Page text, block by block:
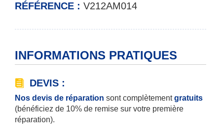
RÉFÉRENCE : V212AM014
INFORMATIONS PRATIQUES
DEVIS :
Nos devis de réparation sont complètementgratuits
(bénéficiez de 10% de remise sur votre première
réparation).